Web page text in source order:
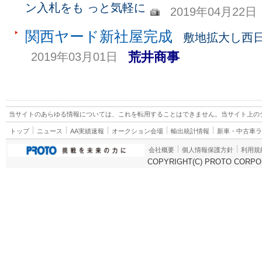
ン入札をも っと気軽に 2019年04月22日
関西ヤード新社屋完成
敷地拡大し西
2019年03月01日
荒井商事
当サイトのあらゆる情報については、これを転用することはできません。当サイト上
トップ ニュース AA実績速報 オークション会場 輸出統計情報 新車・中古車
会社概要 個人情報保護方針 利用規
COPYRIGHT(C) PROTO